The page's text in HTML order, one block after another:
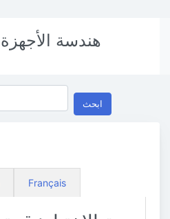
هندسة
ابحث
Français